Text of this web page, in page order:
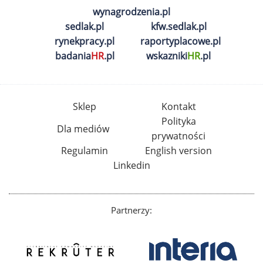
wynagrodzenia.pl
sedlak.pl
kfw.sedlak.pl
rynekpracy.pl
raportyplacowe.pl
badaniaHR.pl wskaznikiHR.pl
Sklep
Kontakt
Dla mediów
Polityka
prywatności
Regulamin
English version
Linkedin
Partnerzy: